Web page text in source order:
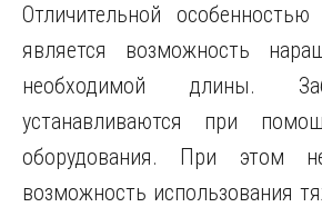
Отличительной
является возможность
необходимой длины.
устанавливаются при
оборудования. При этом
возможность использования